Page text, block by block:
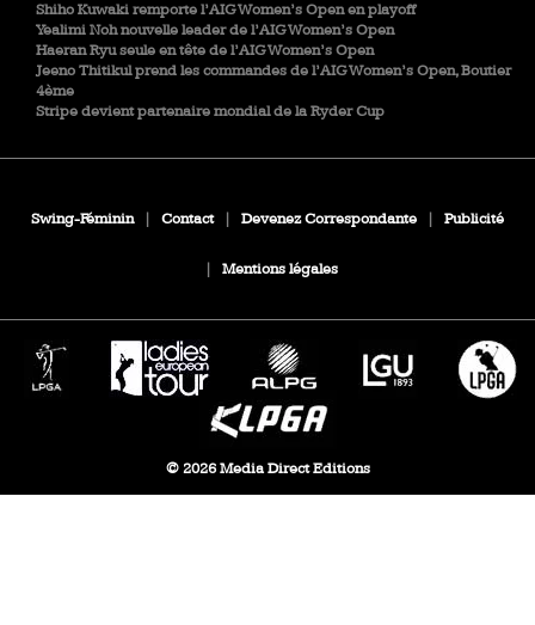
Shiho Kuwaki remporte l’AIG Women’s Open en playoff
Yealimi Noh nouvelle leader de l’AIG Women’s Open
Haeran Ryu seule en tête de l’AIG Women’s Open
Jeeno Thitikul prend les commandes de l’AIG Women’s Open, Boutier
4ème
Stripe devient partenaire mondial de la Ryder Cup
Swing-Féminin Contact Devenez Correspondante Publicité
Mentions légales
© 2026 Media Direct Editions